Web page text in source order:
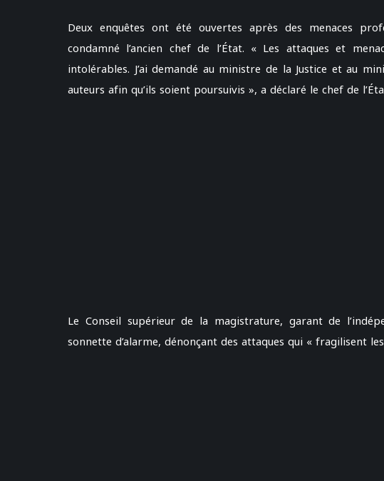
Deux enquêtes ont été ouvertes après des menaces
condamné l’ancien chef de l’État. « Les attaques et
intolérables. J’ai demandé au ministre de la Justice et au
auteurs afin qu’ils soient poursuivis », a déclaré le chef de
Le Conseil supérieur de la magistrature, garant de
sonnette d’alarme, dénonçant des attaques qui « fragilisent